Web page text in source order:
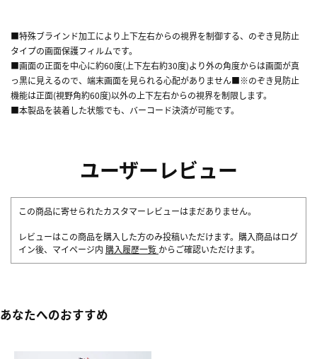
■特殊ブラインド加工により上下左右からの視界を制御する、のぞき見防止
タイプの画面保護フィルムです。
■画面の正面を中心に約60度(上下左右約30度)より外の角度からは画面が真
っ黒に見えるので、端末画面を見られる心配がありません■※のぞき見防止
機能は正面(視野角約60度)以外の上下左右からの視界を制限します。
■本製品を装着した状態でも、バーコード決済が可能です。
ユーザーレビュー
この商品に寄せられたカスタマーレビューはまだありません。
レビューはこの商品を購入した方のみ投稿いただけます。購入商品はログ
イン後、マイページ内 購入履歴一覧 からご確認いただけます。
あなたへのおすすめ